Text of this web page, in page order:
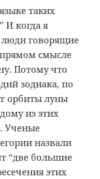
таких
И когда я
люди говорящие
смысле
Потому что
зодиака, по
орбиты луны
из этих
Ученые
назвали
“две большие
этих